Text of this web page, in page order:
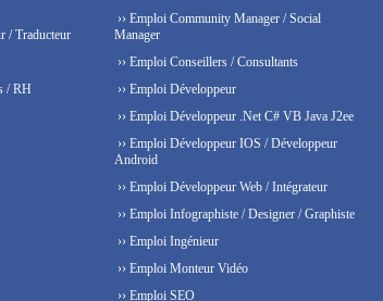
/ Traducteur
/ RH
›› Emploi Community Manager / Social
Manager
›› Emploi Conseillers / Consultants
›› Emploi Développeur
›› Emploi Développeur .Net C# VB Java J2ee
›› Emploi Développeur IOS / Développeur
Android
›› Emploi Développeur Web / Intégrateur
›› Emploi Infographiste / Designer / Graphiste
›› Emploi Ingénieur
›› Emploi Monteur Vidéo
›› Emploi SEO